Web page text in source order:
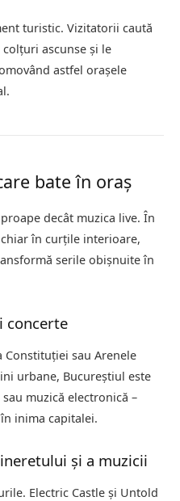
turistic. Vizitatorii caută
ascunse și le
astfel orașele
bate în oraș
decât muzica live. În
în curțile interioare,
serile obișnuite în
concerte
Constituției sau Arenele
urbane, Bucureștiul este
muzică electronică –
inima capitalei.
și a muzicii
Electric Castle și Untold